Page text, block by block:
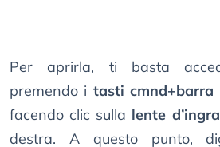
Per aprirla, ti basta
premendo i tasti cmnd+barra
facendo clic sulla lente
destra. A questo punto,